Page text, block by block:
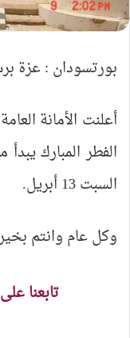
بورتسودان : عزة
أعلنت الأمانة
السبت 13 أبريل.
وكل عام وانتم
تابعنا